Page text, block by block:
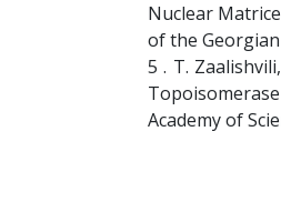
Nuclear
of the Georgian
5 . T.
Academy of